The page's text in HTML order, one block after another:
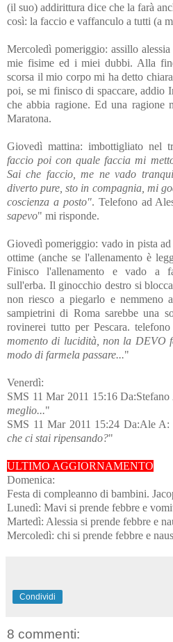
(il suo) addirittura dice che la farà
così: la faccio e vaffanculo a tutti (a
Mercoledì pomeriggio: assillo
mie fisime ed i miei dubbi. Alla
scorsa il mio corpo mi ha detto
poi, se mi finisco di spaccare, addio
che abbia ragione. Ed una ragione
Maratona.
Giovedì mattina: imbottigliato nel
faccio poi con quale faccia mi
Sai che faccio, me ne vado
diverto pure, sto in compagnia, mi
coscienza a posto". Telefono ad
sapevo" mi risponde.
Giovedì pomeriggio: vado in pista
ottime (anche se l'allenamento è
Finisco l'allenamento e vado a
sull'erba. Il ginocchio destro si
non riesco a piegarlo e nemmeno
sampietrini di Roma sarebbe una
rovinerei tutto per Pescara.
momento di lucidità, non la DEVO
modo di farmela passare..."
Venerdì:
SMS 11 Mar 2011 15:16
meglio..."
SMS 11 Mar 2011 15:24 Da:Ale A:
che ci stai ripensando?"
ULTIMO AGGIORNAMENTO
Domenica:
Festa di compleanno di bambini.
Lunedì: Mavi si prende febbre e
Martedì: Alessia si prende febbre e
Mercoledì: chi si prende febbre e
Condividi
8 commenti: